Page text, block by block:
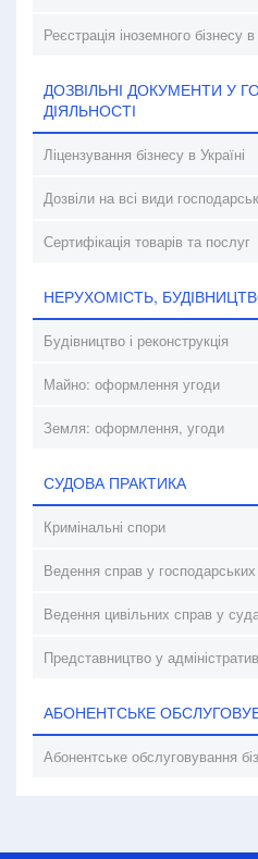
Реєстрація іноземного бізнесу в
ДОЗВІЛЬНІ ДОКУМЕНТИ У
ДІЯЛЬНОСТІ
Ліцензування бізнесу в Україні
Дозвіли на всі види
Сертифікація товарів та послуг
НЕРУХОМІСТЬ,
Будівництво і реконструкція
Майно: оформлення угоди
Земля: оформлення, угоди
СУДОВА ПРАКТИКА
Кримінальні спори
Ведення справ у
Ведення цивільних справ у
Представництво у
АБОНЕНТСЬКЕ
Абонентське обслуговування